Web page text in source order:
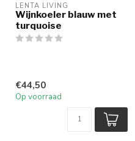
LENTA LIVING
Wijnkoeler blauw met
turquoise
€44,50
Op voorraad